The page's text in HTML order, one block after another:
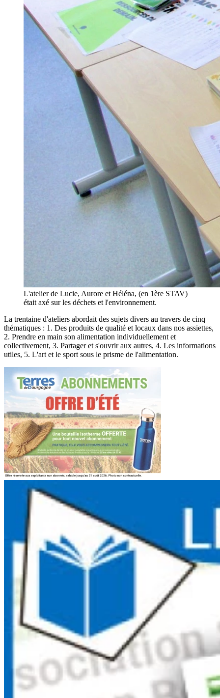
L'atelier de Lucie, Aurore et Héléna, (en 1ère STAV)
était axé sur les déchets et l'environnement.
La trentaine d'ateliers abordait des sujets divers au travers de cinq
thématiques : 1. Des produits de qualité et locaux dans nos assiettes,
2. Prendre en main son alimentation individuellement et
collectivement, 3. Partager et s'ouvrir aux autres, 4. Les informations
utiles, 5. L'art et le sport sous le prisme de l'alimentation.